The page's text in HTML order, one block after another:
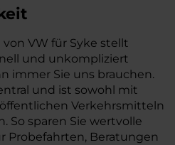
VW für Syke stellt
und unkompliziert
immer Sie uns brauchen.
und ist sowohl mit
Verkehrsmitteln
So sparen Sie wertvolle
Probefahrten, Beratungen